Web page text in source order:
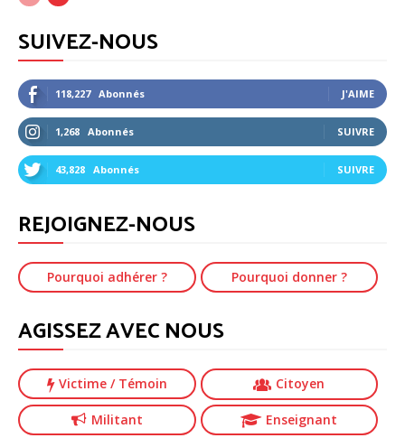
SUIVEZ-NOUS
118,227 Abonnés J'AIME
1,268 Abonnés SUIVRE
43,828 Abonnés SUIVRE
REJOIGNEZ-NOUS
Pourquoi adhérer ? Pourquoi donner ?
AGISSEZ AVEC NOUS
Victime / Témoin Citoyen
Militant Enseignant